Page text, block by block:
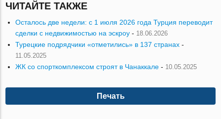
ЧИТАЙТЕ ТАКЖЕ
Осталось две недели: с 1 июля 2026 года Турция переводит
сделки с недвижимостью на эскроу - 18.06.2026
Турецкие подрядчики «отметились» в 137 странах -
11.05.2025
ЖК со спорткомплексом строят в Чанаккале - 10.05.2025
Печать